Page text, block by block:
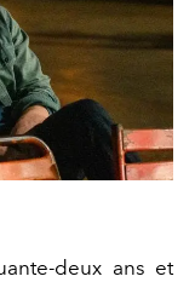
deux ans et